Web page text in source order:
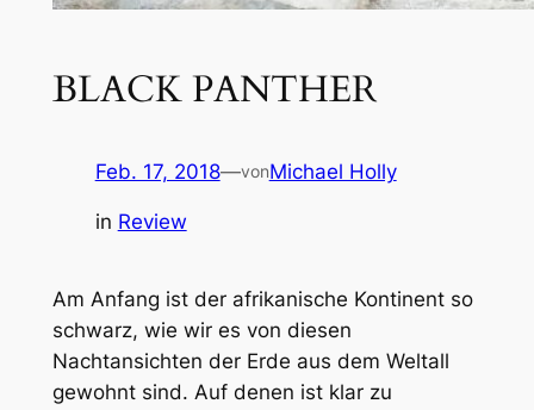
BLACK PANTHER
Feb. 17, 2018—vonMichael Holly
in Review
Am Anfang ist der afrikanische Kontinent so
schwarz, wie wir es von diesen
Nachtansichten der Erde aus dem Weltall
gewohnt sind. Auf denen ist klar zu